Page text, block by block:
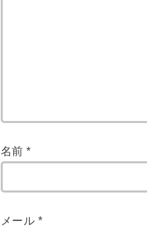
名前*
メール *